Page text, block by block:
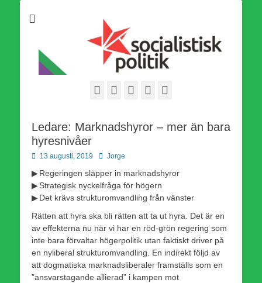
världsomfattande socialistiska Fjärde Internationalen och en viktig
tillgång i kampen för en socialistisk framtid!
FacebookWebbflöde
Instagram
Ledare: Marknadshyror – mer än bara
hyresnivåer
Publicerad
13 augusti, 2019 Författare
Jorge
▶ Regeringen släpper in marknadshyror
▶ Strategisk nyckelfråga för högern
▶ Det krävs strukturomvandling från vänster
Rätten att hyra ska bli rätten att ta ut hyra. Det är en
av effekterna nu när vi har en röd-grön regering som
inte bara förvaltar högerpolitik utan faktiskt driver på
en nyliberal strukturomvandling. En indirekt följd av
att dogmatiska marknadsliberaler framställs som en
”ansvarstagande allierad” i kampen mot